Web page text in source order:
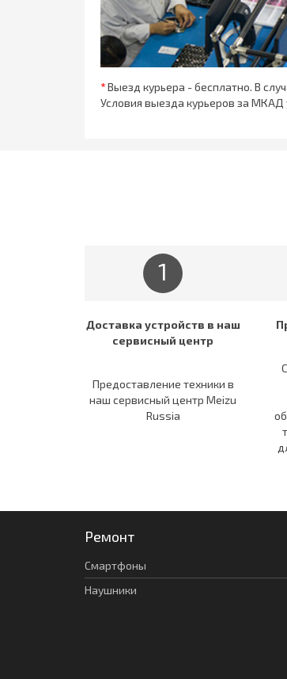
*Выезд курьера - бесплатно. В
Условия выезда курьеров за МКАД
1
Доставка устройств в наш
сервисный центр
Предоставление техники в
наш сервисный центр Meizu
Russia
Ремонт
Смартфоны
Наушники